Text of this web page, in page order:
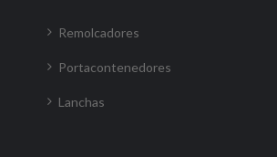
Remolcadores
Portacontenedores
Lanchas